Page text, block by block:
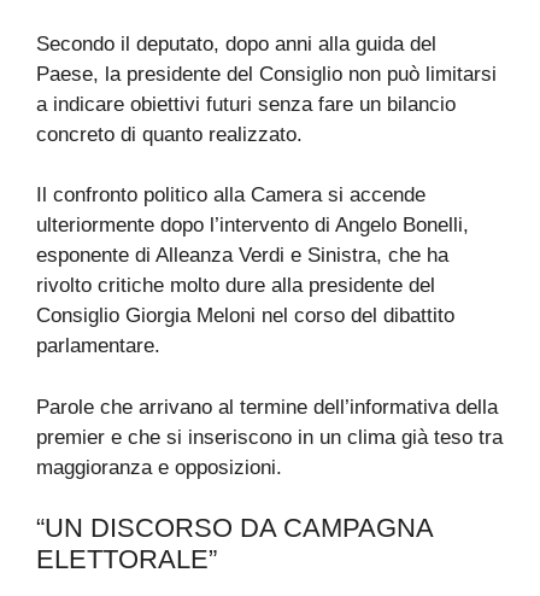
Secondo il deputato, dopo anni alla guida del
Paese, la presidente del Consiglio non può limitarsi
a indicare obiettivi futuri senza fare un bilancio
concreto di quanto realizzato.
Il confronto politico alla Camera si accende
ulteriormente dopo l’intervento di Angelo Bonelli,
esponente di Alleanza Verdi e Sinistra, che ha
rivolto critiche molto dure alla presidente del
Consiglio Giorgia Meloni nel corso del dibattito
parlamentare.
Parole che arrivano al termine dell’informativa della
premier e che si inseriscono in un clima già teso tra
maggioranza e opposizioni.
“UN DISCORSO DA CAMPAGNA
ELETTORALE”